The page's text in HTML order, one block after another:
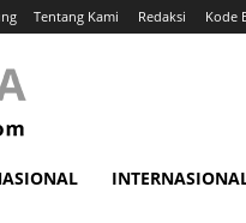
Tentang Kami Redaksi Kode